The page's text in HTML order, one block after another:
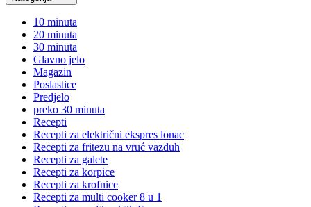
10 minuta
20 minuta
30 minuta
Glavno jelo
Magazin
Poslastice
Predjelo
preko 30 minuta
Recepti
Recepti za električni ekspres lonac
Recepti za fritezu na vruć vazduh
Recepti za galete
Recepti za korpice
Recepti za krofnice
Recepti za multi cooker 8 u 1